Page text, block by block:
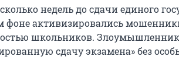
недель до сдачи единого
фоне активизировались
школьников.
сдачу экзамена» без